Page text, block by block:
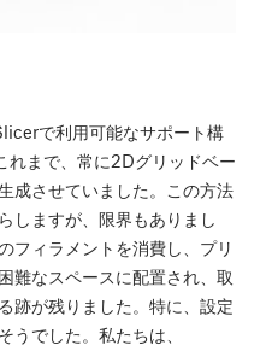
で利用可能なサポート構
まで、常に2Dグリッドベー
成させていました。この方法
しますが、限界もありまし
フィラメントを消費し、プリ
難なスペースに配置され、取
跡が残りました。特に、設定
うでした。私たちは、